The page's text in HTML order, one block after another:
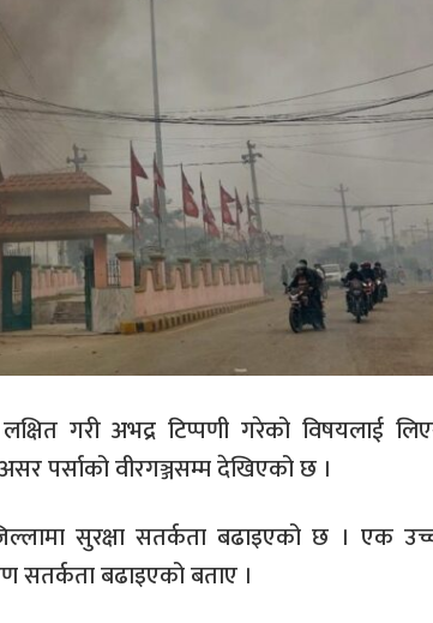
गरी अभद्र टिप्पणी गरेको विषयलाई
पर्साको वीरगञ्जसम्म देखिएको छ ।
सुरक्षा सतर्कता बढाइएको छ । एक
सतर्कता बढाइएको बताए ।